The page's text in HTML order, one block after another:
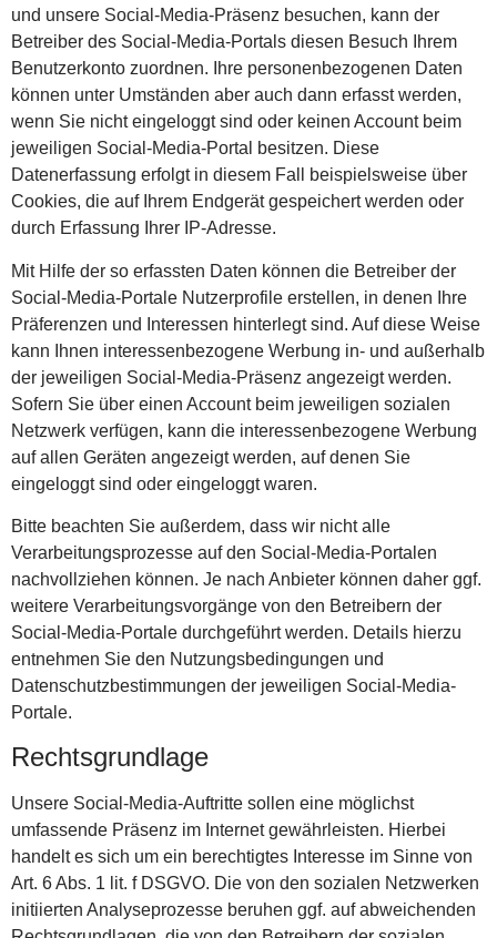
und unsere Social-Media-Präsenz besuchen, kann der
Betreiber des Social-Media-Portals diesen Besuch Ihrem
Benutzerkonto zuordnen. Ihre personenbezogenen Daten
können unter Umständen aber auch dann erfasst werden,
wenn Sie nicht eingeloggt sind oder keinen Account beim
jeweiligen Social-Media-Portal besitzen. Diese
Datenerfassung erfolgt in diesem Fall beispielsweise über
Cookies, die auf Ihrem Endgerät gespeichert werden oder
durch Erfassung Ihrer IP-Adresse.
Mit Hilfe der so erfassten Daten können die Betreiber der
Social-Media-Portale Nutzerprofile erstellen, in denen Ihre
Präferenzen und Interessen hinterlegt sind. Auf diese Weise
kann Ihnen interessenbezogene Werbung in- und außerhalb
der jeweiligen Social-Media-Präsenz angezeigt werden.
Sofern Sie über einen Account beim jeweiligen sozialen
Netzwerk verfügen, kann die interessenbezogene Werbung
auf allen Geräten angezeigt werden, auf denen Sie
eingeloggt sind oder eingeloggt waren.
Bitte beachten Sie außerdem, dass wir nicht alle
Verarbeitungsprozesse auf den Social-Media-Portalen
nachvollziehen können. Je nach Anbieter können daher ggf.
weitere Verarbeitungsvorgänge von den Betreibern der
Social-Media-Portale durchgeführt werden. Details hierzu
entnehmen Sie den Nutzungsbedingungen und
Datenschutzbestimmungen der jeweiligen Social-Media-
Portale.
Rechtsgrundlage
Unsere Social-Media-Auftritte sollen eine möglichst
umfassende Präsenz im Internet gewährleisten. Hierbei
handelt es sich um ein berechtigtes Interesse im Sinne von
Art. 6 Abs. 1 lit. f DSGVO. Die von den sozialen Netzwerken
initiierten Analyseprozesse beruhen ggf. auf abweichenden